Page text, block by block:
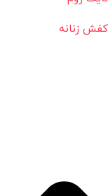
کفش زنانه